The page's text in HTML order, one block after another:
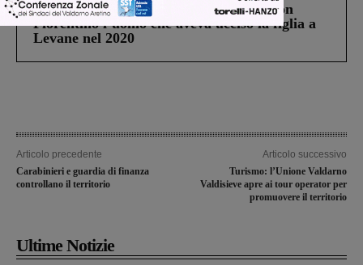
Scomparso da una struttura di Castiglion
Fiorentino l’uomo che aveva ucciso la figlia a
Levane nel 2020
Articolo precedente
Carabinieri e guardia di finanza
controllano il territorio
Articolo successivo
Turismo: l’Unione Valdarno
Valdisieve apre ai tour operator per
promuovere il territorio
Ultime Notizie